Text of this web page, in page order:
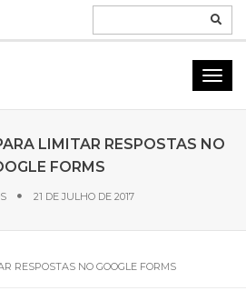
LIMITAR RESPOSTAS NO
FORMS
21 DE JULHO DE 2017
RESPOSTAS NO GOOGLE FORMS